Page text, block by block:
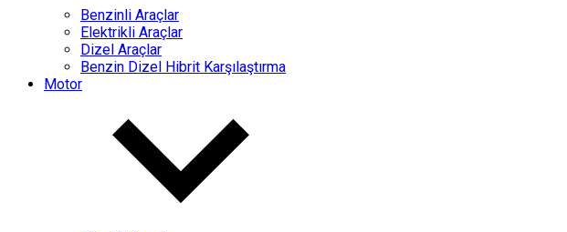
Benzinli Araçlar
Elektrikli Araçlar
Dizel Araçlar
Benzin Dizel Hibrit Karşılaştırma
Motor